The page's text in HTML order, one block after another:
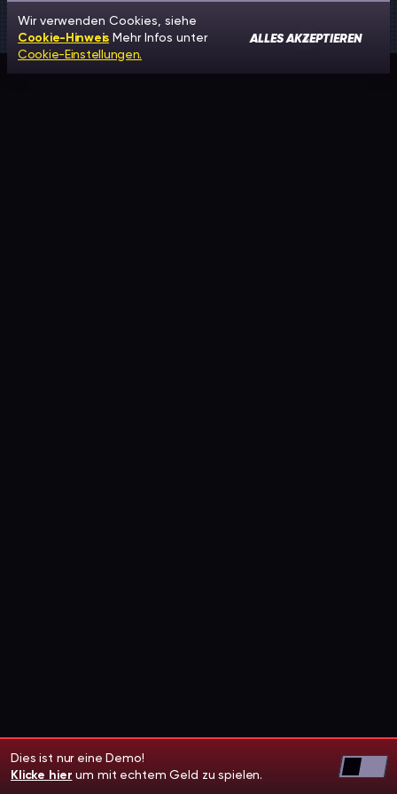
Dies ist nur eine Demo!
Klicke hier um mit echtem Geld zu spielen.
Wir verwenden Cookies, siehe
Cookie-Hinweis Mehr Infos unter
Cookie-Einstellungen.
ALLES AKZEPTIEREN